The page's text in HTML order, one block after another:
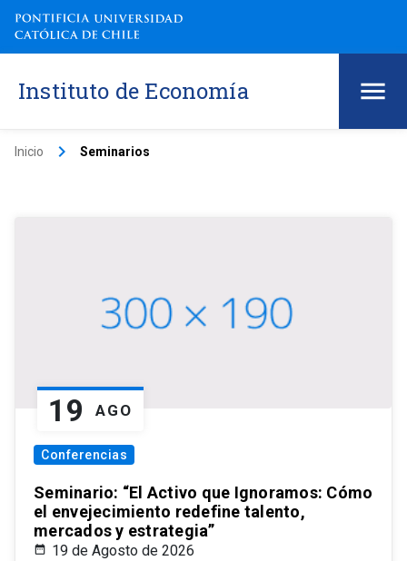
Instituto de Economía
Inicio keyboard_arrow_right Seminarios
19 AGO
Conferencias
Seminario: “El Activo que Ignoramos: Cómo
el envejecimiento redefine talento,
mercados y estrategia”
19 de Agosto de 2026